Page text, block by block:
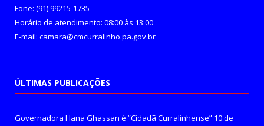
Fone: (91) 99215-1735
Horário de atendimento: 08:00 às 13:00
E-mail: camara@cmcurralinho.pa.gov.br
ÚLTIMAS PUBLICAÇÕES
Governadora Hana Ghassan é “Cidadã Curralinhense” 10 de